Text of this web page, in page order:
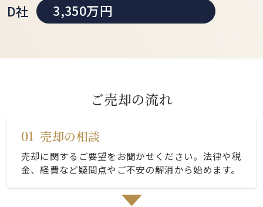
D社
3,350万円
ご売却の流れ
01 売却の相談
売却に関するご要望をお聞かせください。法律や税
金、経費など疑問点やご不安の解消から始めます。